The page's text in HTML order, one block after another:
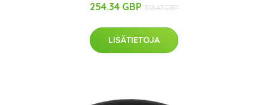
254.34 GBP 313.47 GBP
LISÄTIETOJA